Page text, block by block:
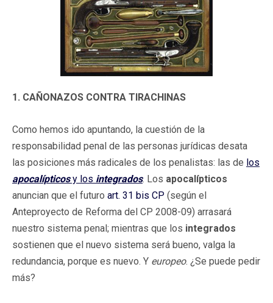
1. CAÑONAZOS CONTRA TIRACHINAS
Como hemos ido apuntando, la cuestión de la
responsabilidad penal de las personas jurídicas desata
las posiciones más radicales de los penalistas: las de los
apocalípticosy los integrados. Los apocalípticos
anuncian que el futuro art. 31 bis CP (según el
Anteproyecto de Reforma del CP 2008-09) arrasará
nuestro sistema penal; mientras que los integrados
sostienen que el nuevo sistema será bueno, valga la
redundancia, porque es nuevo. Y europeo. ¿Se puede pedir
más?